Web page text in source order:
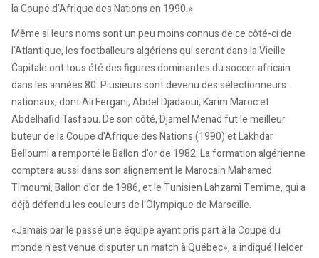
la Coupe d'Afrique des Nations en 1990.»
Même si leurs noms sont un peu moins connus de ce côté-ci de
l'Atlantique, les footballeurs algériens qui seront dans la Vieille
Capitale ont tous été des figures dominantes du soccer africain
dans les années 80. Plusieurs sont devenu des sélectionneurs
nationaux, dont Ali Fergani, Abdel Djadaoui, Karim Maroc et
Abdelhafid Tasfaou. De son côté, Djamel Menad fut le meilleur
buteur de la Coupe d'Afrique des Nations (1990) et Lakhdar
Belloumi a remporté le Ballon d'or de 1982. La formation algérienne
comptera aussi dans son alignement le Marocain Mahamed
Timoumi, Ballon d'or de 1986, et le Tunisien Lahzami Temime, qui a
déjà défendu les couleurs de l'Olympique de Marseille.
«Jamais par le passé une équipe ayant pris part à la Coupe du
monde n'est venue disputer un match à Québec», a indiqué Helder